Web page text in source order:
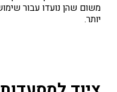
משום שהן נועדו עבור
יותר.